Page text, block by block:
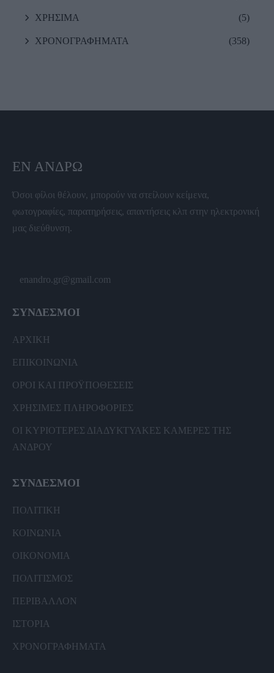
ΧΡΗΣΙΜΑ (5)
ΧΡΟΝΟΓΡΑΦΗΜΑΤΑ (358)
ΕΝ ΆΝΔΡΩ
Όσοι φίλοι θέλουν, μπορούν να στείλουν κείμενα,
φωτογραφίες, παρατηρήσεις, απαντήσεις κλπ στην ηλεκτρονική
μας διεύθυνση.
enandro.gr@gmail.com
ΣΥΝΔΕΣΜΟΙ
ΑΡΧΙΚΗ
ΕΠΙΚΟΙΝΩΝΙΑ
ΟΡΟΙ ΚΑΙ ΠΡΟΫΠΟΘΕΣΕΙΣ
ΧΡΗΣΙΜΕΣ ΠΛΗΡΟΦΟΡΙΕΣ
ΟΙ ΚΥΡΙΟΤΕΡΕΣ ΔΙΑΔΥΚΤΥΑΚΕΣ ΚΑΜΕΡΕΣ ΤΗΣ
ΑΝΔΡΟΥ
ΣΥΝΔΕΣΜΟΙ
ΠΟΛΙΤΙΚΗ
ΚΟΙΝΩΝΙΑ
ΟΙΚΟΝΟΜΙΑ
ΠΟΛΙΤΙΣΜΟΣ
ΠΕΡΙΒΑΛΛΟΝ
ΙΣΤΟΡΙΑ
ΧΡΟΝΟΓΡΑΦΗΜΑΤΑ